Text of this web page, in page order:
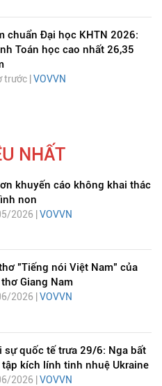
chuẩn Đại học KHTN 2026:
Toán học cao nhất 26,35
trước | VOVVN
NHẤT
khuyến cáo không khai thác
non
2026 |VOVVN
"Tiếng nói Việt Nam" của
Giang Nam
2026 | VOVVN
sự quốc tế trưa 29/6: Nga bất
tập kích lính tinh nhuệ Ukraine
2026 | VOVVN